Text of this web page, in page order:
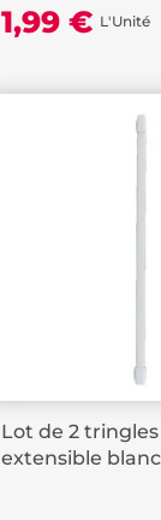
1,99 € L'Unité
Lot de 2
extensible